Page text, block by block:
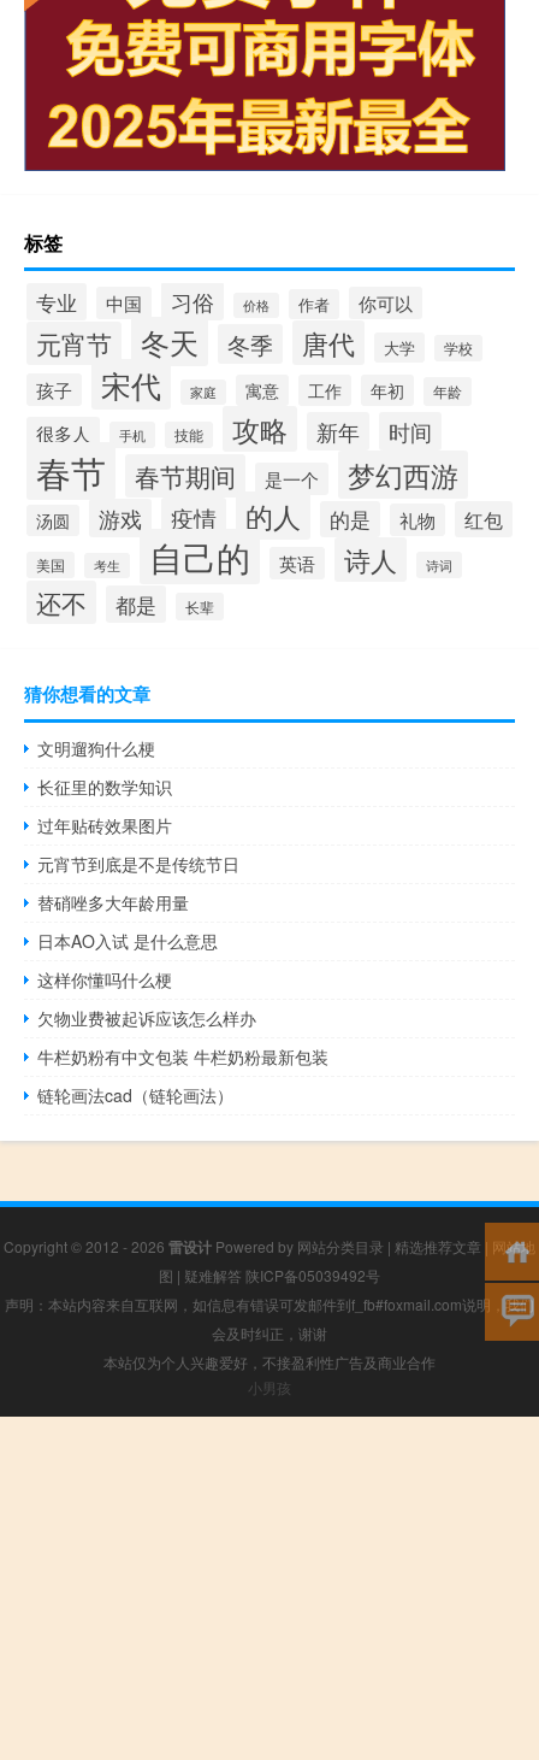
标签
专业 中国 习俗 价格 作者 你可以
元宵节 冬天 冬季 唐代 大学 学校
孩子 宋代 家庭 寓意 工作 年初 年龄
很多人 手机 技能 攻略 新年 时间
春节 春节期间 是一个 梦幻西游
汤圆 游戏 疫情 的人 的是 礼物 红包
美国 考生 自己的 英语 诗人 诗词
还不 都是 长辈
猜你想看的文章
文明遛狗什么梗
长征里的数学知识
过年贴砖效果图片
元宵节到底是不是传统节日
替硝唑多大年龄用量
日本AO入试 是什么意思
这样你懂吗什么梗
欠物业费被起诉应该怎么样办
牛栏奶粉有中文包装 牛栏奶粉最新包装
链轮画法cad（链轮画法）
Copyright © 2012 - 2026 雷设计 Powered by 网站分类目录 | 精选推荐文章 | 网站地
图 | 疑难解答 陕ICP备05039492号
声明：本站内容来自互联网，如信息有错误可发邮件到f_fb#foxmail.com说明，我们
会及时纠正，谢谢
本站仅为个人兴趣爱好，不接盈利性广告及商业合作
小男孩